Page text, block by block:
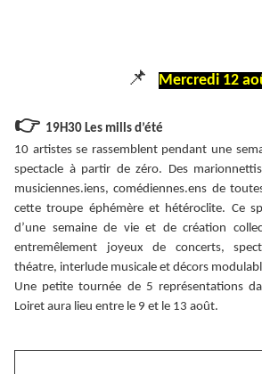
📌 Mercredi 12
👉 19H30 Les mills d’été
10 artistes se rassemblent pendant une
spectacle à partir de zéro. Des
musiciennes.iens, comédiennes.ens de
cette troupe éphémère et hétéroclite. Ce
d’une semaine de vie et de création
entremêlement joyeux de concerts,
théatre, interlude musicale et décors
Une petite tournée de 5 représentations
Loiret aura lieu entre le 9 et le 13 août.